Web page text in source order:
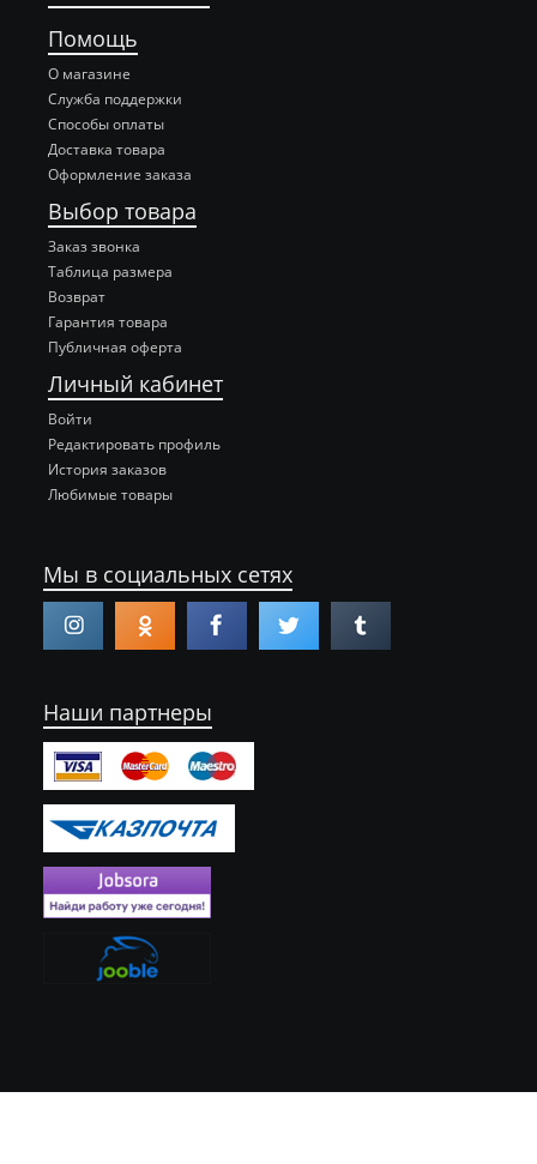
Помощь
О магазине
Служба поддержки
Способы оплаты
Доставка товара
Оформление заказа
Выбор товара
Заказ звонка
Таблица размера
Возврат
Гарантия товара
Публичная оферта
Личный кабинет
Войти
Редактировать профиль
История заказов
Любимые товары
Мы в социальных сетях
Наши партнеры